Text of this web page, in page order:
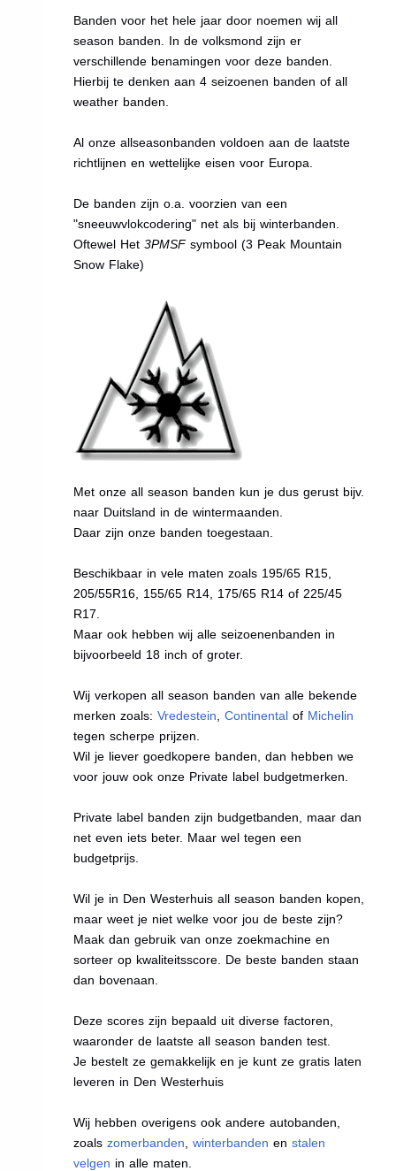
Banden voor het hele jaar door noemen wij all
season banden. In de volksmond zijn er
verschillende benamingen voor deze banden.
Hierbij te denken aan 4 seizoenen banden of all
weather banden.
Al onze allseasonbanden voldoen aan de laatste
richtlijnen en wettelijke eisen voor Europa.
De banden zijn o.a. voorzien van een
"sneeuwvlokcodering" net als bij winterbanden.
Oftewel Het3PMSFsymbool (3 Peak Mountain
Snow Flake)
Met onze all season banden kun je dus gerust bijv.
naar Duitsland in de wintermaanden.
Daar zijn onze banden toegestaan.
Beschikbaar in vele maten zoals 195/65 R15,
205/55R16, 155/65 R14, 175/65 R14 of 225/45
R17.
Maar ook hebben wij alle seizoenenbanden in
bijvoorbeeld 18 inch of groter.
Wij verkopen all season banden van alle bekende
merken zoals:Vredestein ,Continental of Michelin
tegen scherpe prijzen.
Wil je liever goedkopere banden, dan hebben we
voor jouw ook onze Private label budgetmerken.
Private label banden zijn budgetbanden, maar dan
net even iets beter. Maar wel tegen een
budgetprijs.
Wil je in Den Westerhuis all season banden kopen,
maar weet je niet welke voor jou de beste zijn?
Maak dan gebruik van onze zoekmachine en
sorteer op kwaliteitsscore. De beste banden staan
dan bovenaan.
Deze scores zijn bepaald uit diverse factoren,
waaronder de laatste all season banden test.
Je bestelt ze gemakkelijk en je kunt ze gratis laten
leveren in Den Westerhuis
Wij hebben overigens ook andere autobanden,
zoalszomerbanden ,winterbanden enstalen
velgen in alle maten.